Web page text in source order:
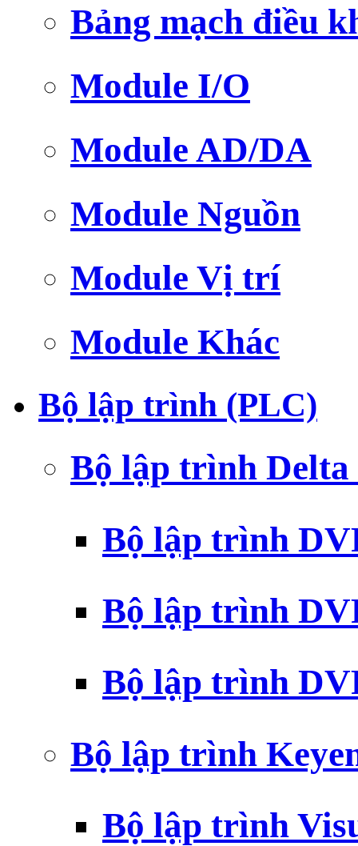
Bảng mạch điều
Module I/O
Module AD/DA
Module Nguồn
Module Vị trí
Module Khác
Bộ lập trình (PLC)
Bộ lập trình
Bộ lập trình
Bộ lập trình
Bộ lập trình
Bộ lập trình
Bộ lập trình